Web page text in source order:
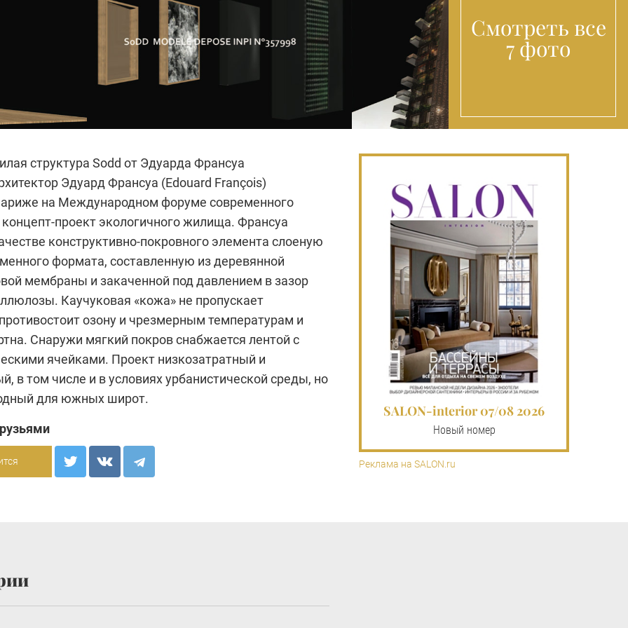
Смотреть все
7 фото
структура Sodd от Эдуарда Франсуа
Эдуард Франсуа (Edouard François)
на Международном форуме современного
концепт-проект экологичного жилища. Франсуа
конструктивно-покровного элемента слоеную
формата, составленную из деревянной
мембраны и закаченной под давлением в зазор
Каучуковая «кожа» не пропускает
озону и чрезмерным температурам и
Снаружи мягкий покров снабжается лентой с
ячейками. Проект низкозатратный и
в том числе и в условиях урбанистической среды, но
для южных широт.
SALON-interior 07/08 2026
Новый номер
Реклама на SALON.ru